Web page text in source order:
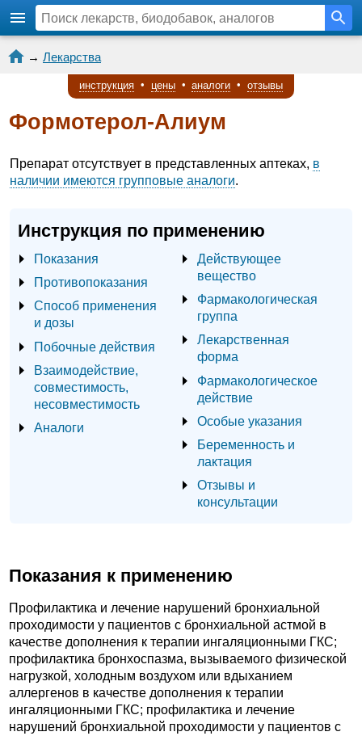
→ Лекарства
инструкция • цены • аналоги • отзывы
Формотерол-Алиум
Препарат отсутствует в представленных аптеках, в
наличии имеются групповые аналоги.
Инструкция по применению
Показания
Противопоказания
Способ применения
и дозы
Побочные действия
Взаимодействие,
совместимость,
несовместимость
Аналоги
Действующее
вещество
Фармакологическая
группа
Лекарственная
форма
Фармакологическое
действие
Особые указания
Беременность и
лактация
Отзывы и
консультации
Показания к применению
Профилактика и лечение нарушений бронхиальной
проходимости у пациентов с бронхиальной астмой в
качестве дополнения к терапии ингаляционными ГКС;
профилактика бронхоспазма, вызываемого физической
нагрузкой, холодным воздухом или вдыханием
аллергенов в качестве дополнения к терапии
ингаляционными ГКС; профилактика и лечение
нарушений бронхиальной проходимости у пациентов с